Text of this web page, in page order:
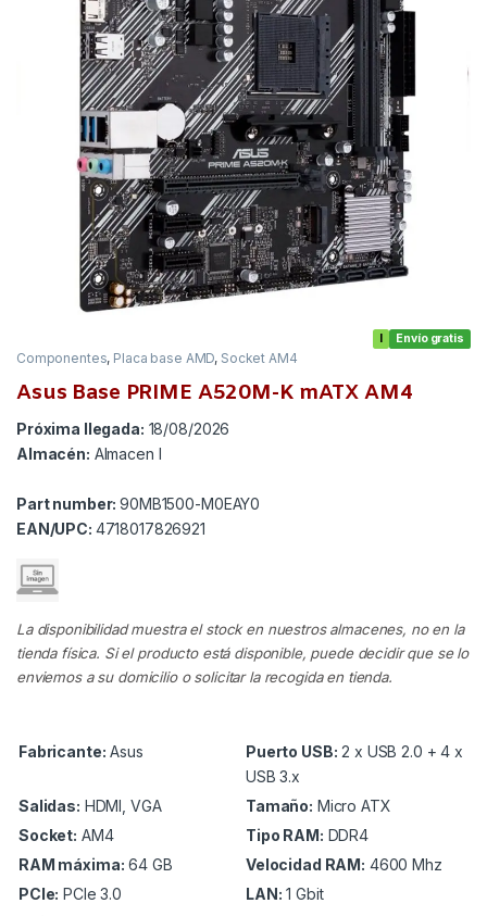
Envío gratis
Componentes, Placa base AMD, Socket AM4
Asus Base PRIME A520M-K mATX AM4
Próxima llegada: 18/08/2026
Almacén: Almacen I
Part number:90MB1500-M0EAY0
EAN/UPC: 4718017826921
La disponibilidad muestra el stock en nuestros almacenes, no en la
tienda física. Si el producto está disponible, puede decidir que se lo
enviemos a su domicilio o solicitar la recogida en tienda.
Fabricante: Asus Puerto USB: 2 x USB 2.0 + 4 x
USB 3.x
Salidas: HDMI, VGA Tamaño: Micro ATX
Socket: AM4 Tipo RAM: DDR4
RAM máxima: 64 GB Velocidad RAM: 4600 Mhz
PCIe: PCIe 3.0 LAN: 1 Gbit